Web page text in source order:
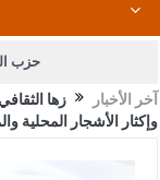
حزب
الجيش يفتح آخر الأخبار
زها
وإكثار الأشجار المحلية